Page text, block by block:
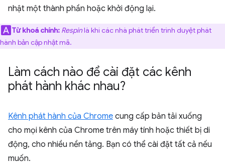
nhật một thành phần hoặc khởi động lại.
Từ khoá chính: Respinlà khi các nhà phát triển trình duyệt phát
hành bản cập nhật mã.
Làm cách nào để cài đặt các kênh
phát hành khác nhau?
Kênh phát hành của Chrome cung cấp bản tải xuống
cho mọi kênh của Chrome trên máy tính hoặc thiết bị di
động, cho nhiều nền tảng. Bạn có thể cài đặt tất cả nếu
muốn.